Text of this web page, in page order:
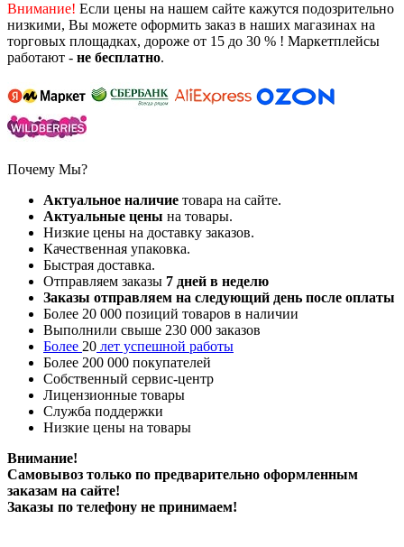
Внимание! Если цены на нашем сайте кажутся подозрительно
низкими, Вы можете оформить заказ в наших магазинах на
торговых площадках, дороже от 15 до 30 % ! Маркетплейсы
работают - не бесплатно.
Почему Мы?
Актуальное наличие товара на сайте.
Актуальные цены на товары.
Низкие цены на доставку заказов.
Качественная упаковка.
Быстрая доставка.
Отправляем заказы 7 дней в неделю
Заказы отправляем на следующий день после оплаты
Более 20 000 позиций товаров в наличии
Выполнили свыше 230 000 заказов
Более 20 лет успешной работы
Более 200 000 покупателей
Собственный сервис-центр
Лицензионные товары
Служба поддержки
Низкие цены на товары
Внимание!
Самовывоз только по предварительно оформленным
заказам на сайте!
Заказы по телефону не принимаем!